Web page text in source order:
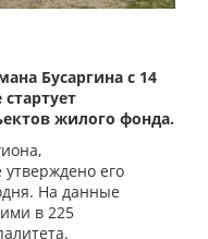
Бусаргина с 14
жилого фонда.
его
На данные
в 225